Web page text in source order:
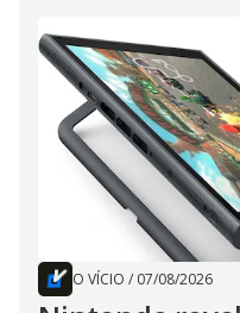
O VÍCIO / 07/08/2026